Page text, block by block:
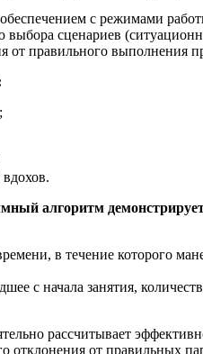
с режимами
сценариев
от правильного выполнения
алгоритм
в течение которого
с начала занятия,
рассчитывает
отклонения от правильных